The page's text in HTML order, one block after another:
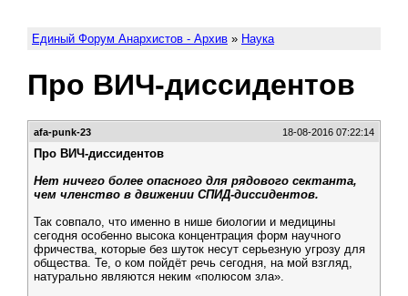
Единый Форум Анархистов - Архив » Наука
Про ВИЧ-диссидентов
afa-punk-23 18-08-2016 07:22:14
Про ВИЧ-диссидентов
Нет ничего более опасного для рядового сектанта,
чем членство в движении СПИД-диссидентов.
Так совпало, что именно в нише биологии и медицины
сегодня особенно высока концентрация форм научного
фричества, которые без шуток несут серьезную угрозу для
общества. Те, о ком пойдёт речь сегодня, на мой взгляд,
натурально являются неким «полюсом зла».